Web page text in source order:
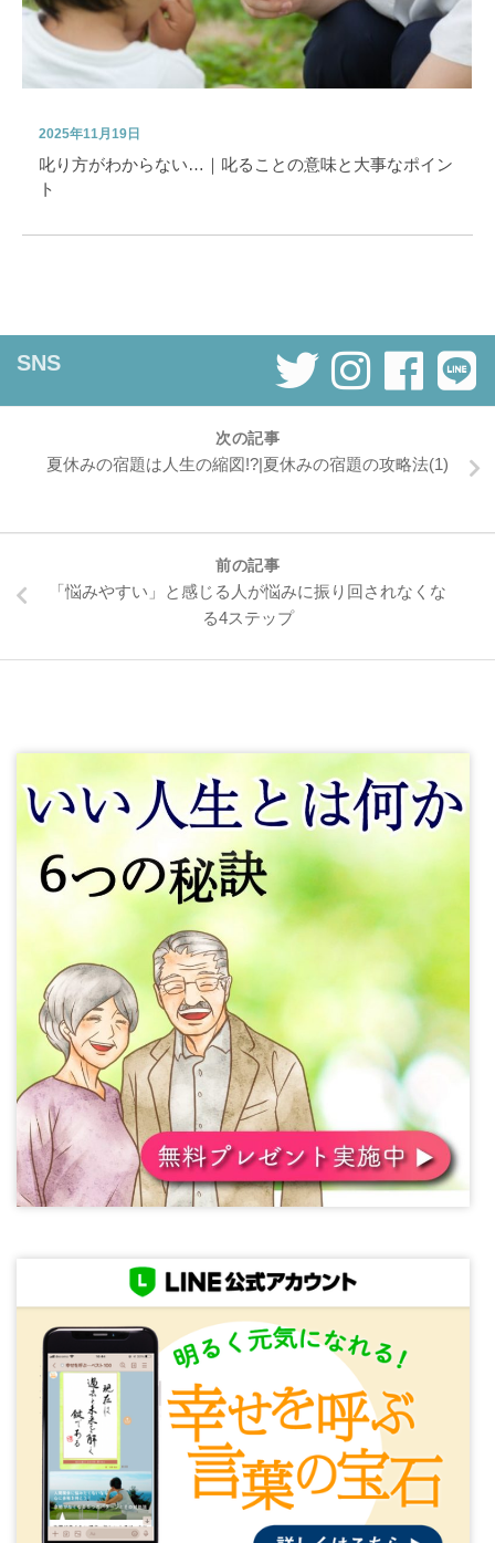
2025年11月19日
叱り方がわからない…｜叱ることの意味と大事なポイン
ト
SNS
次の記事
夏休みの宿題は人生の縮図!?|夏休みの宿題の攻略法(1)
前の記事
「悩みやすい」と感じる人が悩みに振り回されなくな
る4ステップ